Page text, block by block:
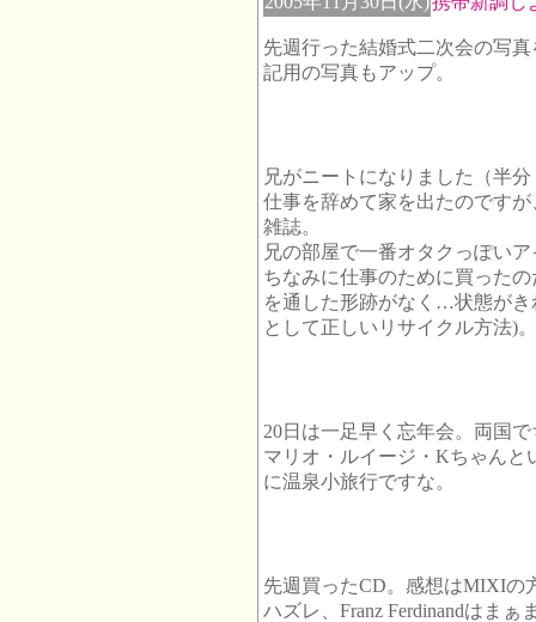
先週行った結婚式二次会の写
記用の写真もアップ。
兄がニートになりました（半
仕事を辞めて家を出たのです
雑誌。
兄の部屋で一番オタクっぽい
ちなみに仕事のために買った
を通した形跡がなく…状態が
として正しいリサイクル方法)。
20日は一足早く忘年会。両国
マリオ・ルイージ・Kちゃん
に温泉小旅行ですな。
先週買ったCD。感想はMIXIの
ハズレ、Franz Ferdinandはまぁ